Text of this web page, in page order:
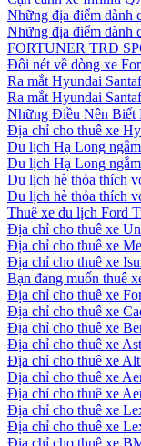
Những địa điểm dành
Những địa điểm dành
FORTUNER TRD
Đôi nét về dòng xe
Ra mắt Hyundai
Ra mắt Hyundai
Những Điều Nên Biết
Địa chỉ cho thuê xe
Du lịch Hạ Long
Du lịch Hạ Long
Du lịch hè thỏa thích
Du lịch hè thỏa thích
Thuê xe du lịch Ford
Địa chỉ cho thuê xe
Địa chỉ cho thuê xe
Địa chỉ cho thuê xe
Bạn đang muốn thuê
Địa chỉ cho thuê xe
Địa chỉ cho thuê xe
Địa chỉ cho thuê xe
Địa chỉ cho thuê xe
Địa chỉ cho thuê xe
Địa chỉ cho thuê xe
Địa chỉ cho thuê xe
Địa chỉ cho thuê xe
Địa chỉ cho thuê xe